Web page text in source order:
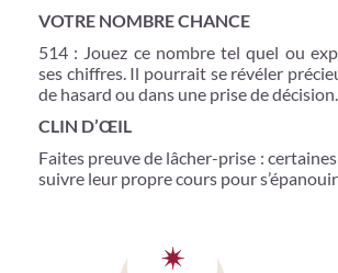
VOTRE NOMBRE CHANCE
514 : Jouez ce nombre tel quel ou
ses chiffres. Il pourrait se révéler
de hasard ou dans une prise de décision.
CLIN D’ŒIL
Faites preuve de lâcher-prise :
suivre leur propre cours pour